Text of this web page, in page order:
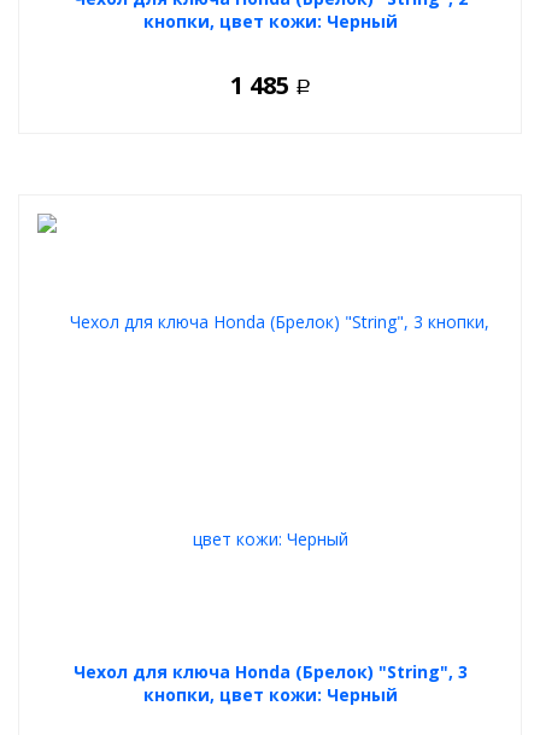
кнопки, цвет кожи: Черный
1 485 Р
Чехол для ключа Honda (Брелок) "String", 3
кнопки, цвет кожи: Черный